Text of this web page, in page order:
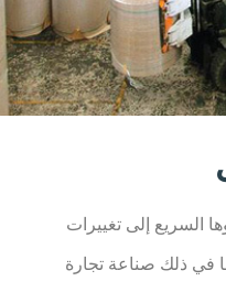
السريع إلى تغييرات
في ذلك صناعة تجارة